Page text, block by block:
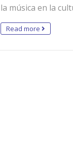
la música en la
Read more